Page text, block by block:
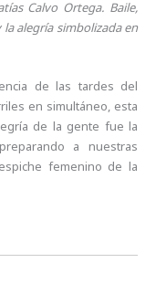
Calvo Ortega. Baile,
alegría simbolizada en
de las tardes del
en simultáneo, esta
de la gente fue la
a nuestras
femenino de la